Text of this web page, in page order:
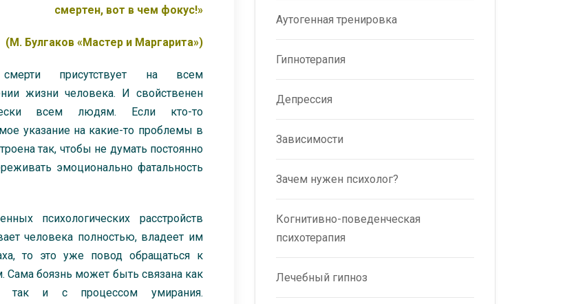
смертен, вот в чем фокус!»
(М. Булгаков «Мастер и Маргарита»)
присутствует на всем
жизни человека. И свойственен
всем людям. Если кто-то
указание на какие-то проблемы в
так, чтобы не думать постоянно
эмоционально фатальность
психологических расстройств
человека полностью, владеет им
то это уже повод обращаться к
Сама боязнь может быть связана как
и с процессом умирания.
Аутогенная тренировка
Гипнотерапия
Депрессия
Зависимости
Зачем нужен психолог?
Когнитивно-поведенческая
психотерапия
Лечебный гипноз